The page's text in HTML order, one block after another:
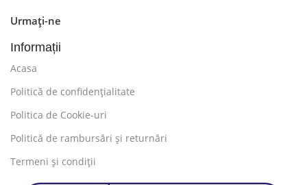
Urmați-ne
Informații
Acasa
Politică de confidențialitate
Politica de Cookie-uri
Politică de rambursări și returnări
Termeni și condiții